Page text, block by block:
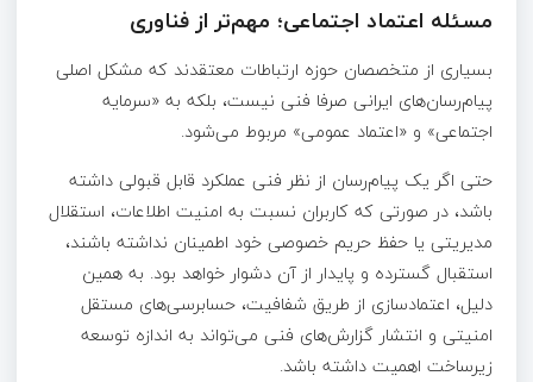
مسئله اعتماد اجتماعی؛ مهم‌تر از فناوری
بسیاری از متخصصان حوزه ارتباطات معتقدند که مشکل اصلی
پیام‌رسان‌های ایرانی صرفا فنی نیست، بلکه به «سرمایه
اجتماعی» و «اعتماد عمومی» مربوط می‌شود.
حتی اگر یک پیام‌رسان از نظر فنی عملکرد قابل قبولی داشته
باشد، در صورتی که کاربران نسبت به امنیت اطلاعات، استقلال
مدیریتی یا حفظ حریم خصوصی خود اطمینان نداشته باشند،
استقبال گسترده و پایدار از آن دشوار خواهد بود. به همین
دلیل، اعتمادسازی از طریق شفافیت، حسابرسی‌های مستقل
امنیتی و انتشار گزارش‌های فنی می‌تواند به اندازه توسعه
زیرساخت اهمیت داشته باشد.